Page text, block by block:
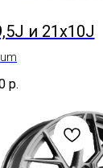
и 21x10J
р.